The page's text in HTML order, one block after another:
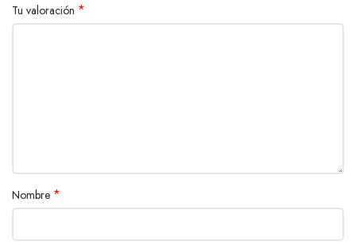
Tu valoración *
Nombre *